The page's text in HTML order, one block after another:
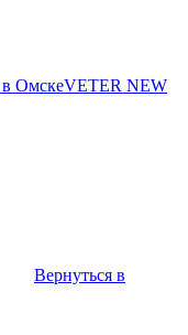
ОмскеVETER NEW
Вернуться в